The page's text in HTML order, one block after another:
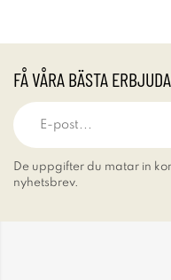
FÅ VÅRA BÄSTA
De uppgifter du matar in
nyhetsbrev.